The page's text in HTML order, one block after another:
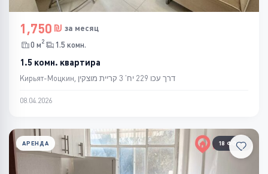
1,750
за месяц
0 м2 1.5 комн.
1.5 комн. квартира
Кирьят-Моцкин, דרך עכו 229 יח' 3 קריית מוצקין
08.04.2026
18 ФОТО
АРЕНДА